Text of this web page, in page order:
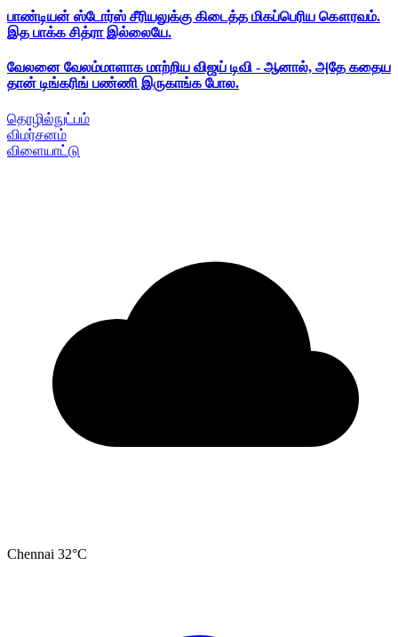
பாண்டியன் ஸ்டோர்ஸ் சீரியலுக்கு கிடைத்த மிகப்பெரிய கௌரவம்.
இத பாக்க சித்ரா இல்லையே.
வேலனை வேலம்மாளாக மாற்றிய விஜய் டிவி - ஆனால், அதே கதைய
தான் டிங்கரிங் பண்ணி இருகாங்க போல.
தொழில்நுட்பம்
விமர்சனம்
விளையாட்டு
Chennai 32°C